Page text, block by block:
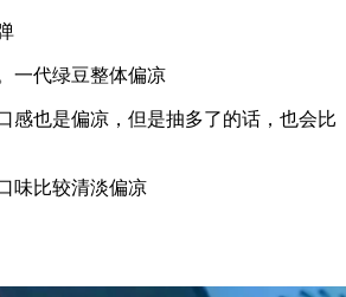
一代绿豆整体偏凉
感也是偏凉，但是抽多了的话，也会比
味比较清淡偏凉